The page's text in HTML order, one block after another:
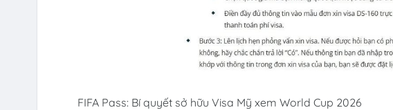
FIFA Pass: Bí quyết sở hữu Visa Mỹ xem World Cup 2026